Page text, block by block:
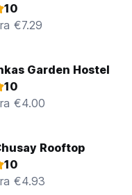
10
€7.29
Garden Hostel
10
€4.00
Rooftop
10
€4.93